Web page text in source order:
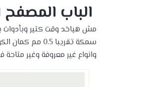
الباب
مش هياخد وقت كتير
سمكة تقريبا
وانواع غير معروفة وغير